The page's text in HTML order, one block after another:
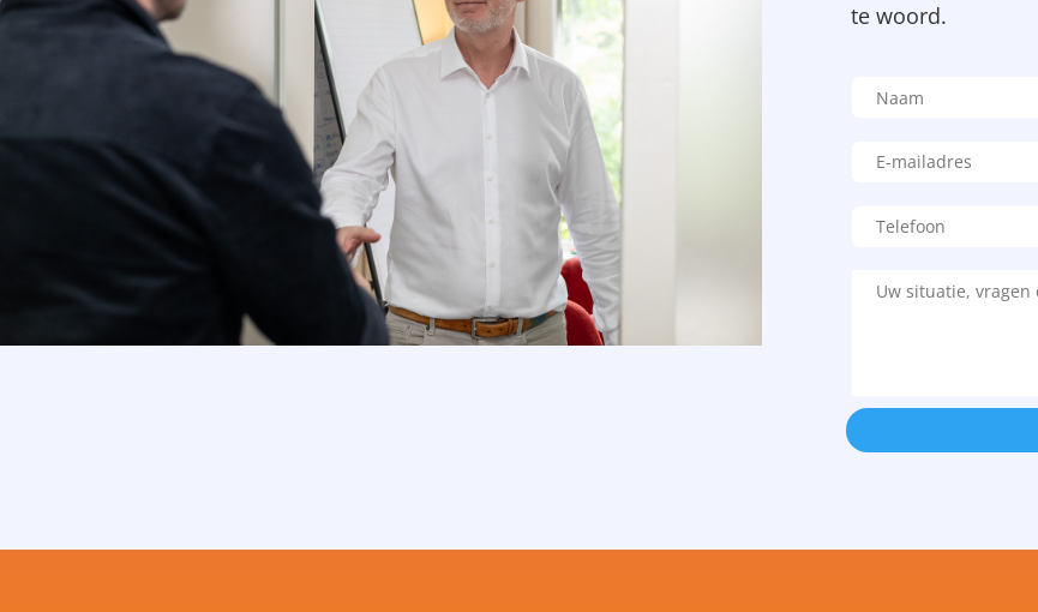
te woord.